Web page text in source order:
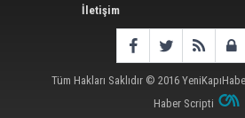
İletişim
Tüm Hakları Saklıdır © 2016
Haber Scripti